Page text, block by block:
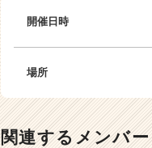
開催日時
場所
関連するメンバー